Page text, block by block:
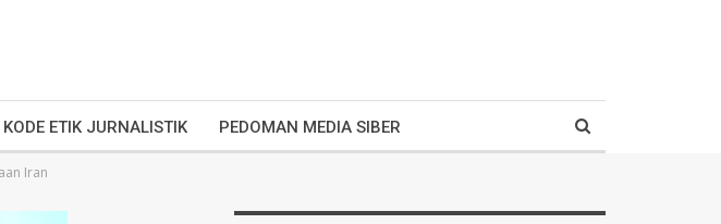
KODE ETIK JURNALISTIK PEDOMAN MEDIA SIBER
Iran